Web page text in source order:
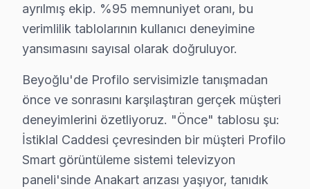
Galata Mahallesi'nin tarihi dokusu, burada
Gümüşsuyu'nda Profilo TV Servisi
Hacıahmet'te Profilo TV Servisi
Hacıahmet Mahallesi sakinleri, televizyon tamiriyle
Hacımimi'de Profilo TV Servisi
Hacımimi Mahallesi'nde, özellikle gençlerin sıkça
ayrılmış ekip. %95 memnuniyet oranı, bu
verimlilik tablolarının kullanıcı deneyimine
yansımasını sayısal olarak doğruluyor.
Beyoğlu'de Profilo servisimizle tanışmadan
önce ve sonrasını karşılaştıran gerçek müşteri
deneyimlerini özetliyoruz. "Önce" tablosu şu:
İstiklal Caddesi çevresinden bir müşteri Profilo
Smart görüntüleme sistemi televizyon
paneli'sinde Anakart arızası yaşıyor, tanıdık